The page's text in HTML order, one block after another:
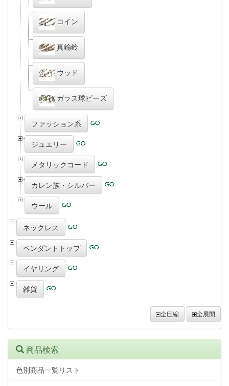
コイン
真鍮鈴
ウッド
ガラス球ビーズ
ファッション系
ジュエリー
メタリックコード
カレン族・シルバー
ウール
ネックレス
ペンダントトップ
イヤリング
雑貨
全圧縮 全展開
商品検索
色別商品一覧リスト